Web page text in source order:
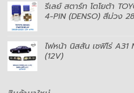
รีเลย์ สตาร์ท โตโยต้า
4-PIN (DENSO) สีม่วง
ไฟหน้า นิสสัน เซฟิโร่ A31
(12V)